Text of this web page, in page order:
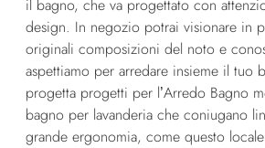
il bagno, che va progettato con
design. In negozio potrai visionare in
originali composizioni del noto e
aspettiamo per arredare insieme il tuo
progetta progetti per l’Arredo Bagno
bagno per lavanderia che coniugano
grande ergonomia, come questo